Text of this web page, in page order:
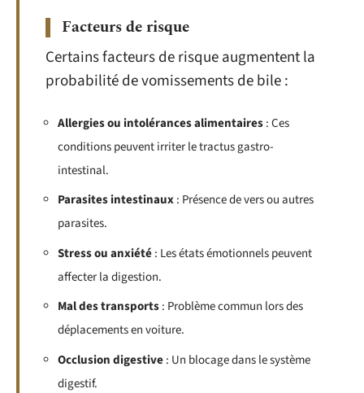
Facteurs de risque
Certains facteurs de risque augmentent la
probabilité de vomissements de bile :
Allergies ou intolérances alimentaires: Ces
conditions peuvent irriter le tractus gastro-
intestinal.
Parasites intestinaux: Présence de vers ou autres
parasites.
Stress ou anxiété: Les états émotionnels peuvent
affecter la digestion.
Mal des transports: Problème commun lors des
déplacements en voiture.
Occlusion digestive: Un blocage dans le système
digestif.